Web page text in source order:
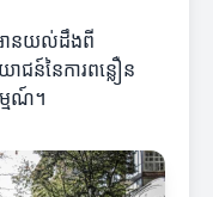
អានយល់ដឹងពី
ជន៍នៃការពន្លឿន
ម្មណ៍។